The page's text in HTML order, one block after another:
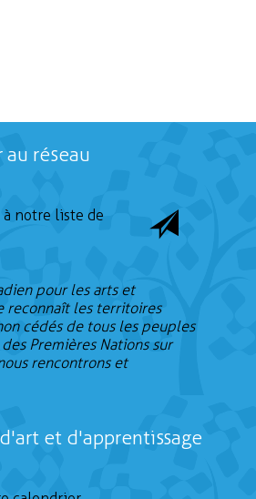
réseau
notre liste de
pour les arts et
reconnaît les territoires
cédés de tous les peuples
Premières Nations sur
rencontrons et
et d'apprentissage